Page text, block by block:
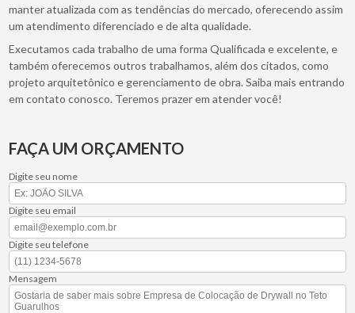
manter atualizada com as tendências do mercado, oferecendo assim
um atendimento diferenciado e de alta qualidade.
Executamos cada trabalho de uma forma Qualificada e excelente, e
também oferecemos outros trabalhamos, além dos citados, como
projeto arquitetônico e gerenciamento de obra. Saiba mais entrando
em contato conosco. Teremos prazer em atender você!
FAÇA UM ORÇAMENTO
Digite seu nome
Digite seu email
Digite seu telefone
Mensagem